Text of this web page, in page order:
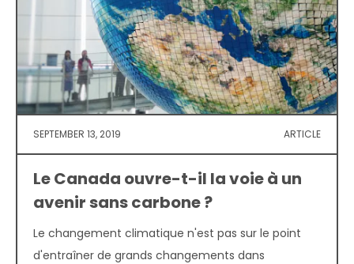
SEPTEMBER 13, 2019 ARTICLE
Le Canada ouvre-t-il la voie à un
avenir sans carbone ?
Le changement climatique n'est pas sur le point
d'entraîner de grands changements dans